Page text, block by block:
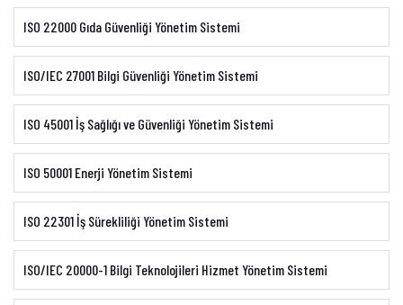
ISO 22000 Gıda Güvenliği Yönetim Sistemi
ISO/IEC 27001 Bilgi Güvenliği Yönetim Sistemi
ISO 45001 İş Sağlığı ve Güvenliği Yönetim Sistemi
ISO 50001 Enerji Yönetim Sistemi
ISO 22301 İş Sürekliliği Yönetim Sistemi
ISO/IEC 20000-1 Bilgi Teknolojileri Hizmet Yönetim Sistemi